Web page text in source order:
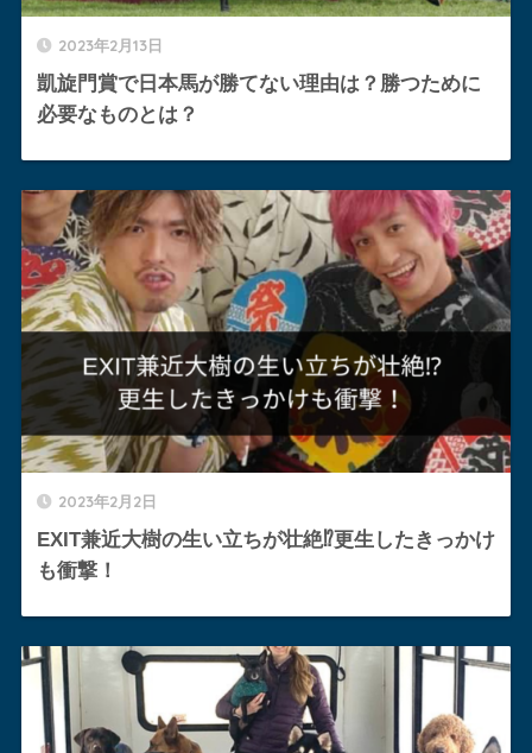
2023年2月13日
凱旋門賞で日本馬が勝てない理由は？勝つために
必要なものとは？
2023年2月2日
EXIT兼近大樹の生い立ちが壮絶⁉︎更生したきっかけ
も衝撃！